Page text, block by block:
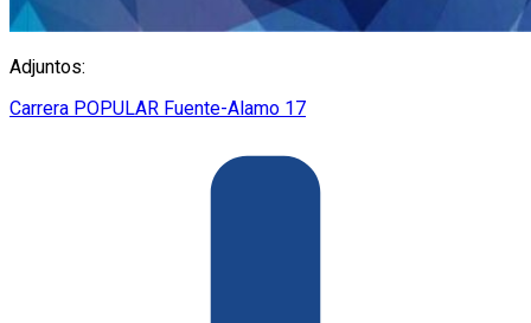
Adjuntos:
Carrera POPULAR Fuente-Alamo 17